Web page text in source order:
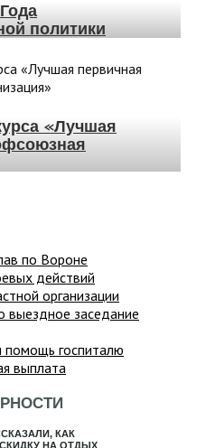
политики
«Лучшая
по Вороне
действий
организации
заседание
помощь госпиталю
выплата
КАК
НА ОТДЫХ